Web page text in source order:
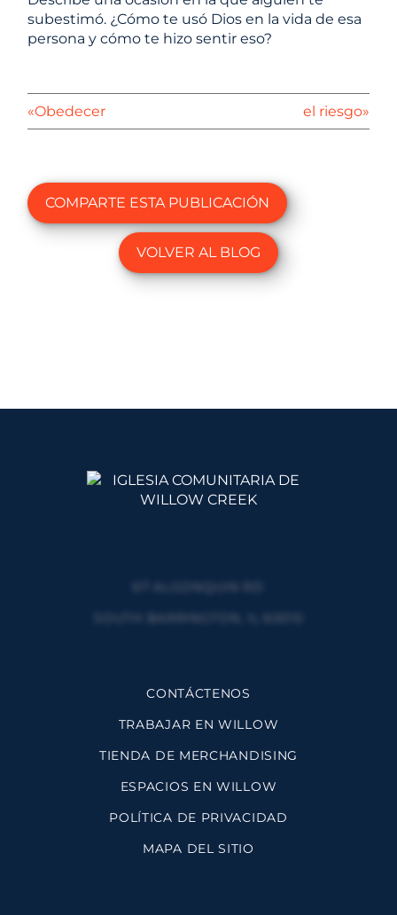
subestimó. ¿Cómo te usó Dios en la vida de esa
persona y cómo te hizo sentir eso?
«Obedecer el riesgo»
COMPARTE ESTA PUBLICACIÓN
VOLVER AL BLOG
CONTÁCTENOS
TRABAJAR EN WILLOW
TIENDA DE MERCHANDISING
ESPACIOS EN WILLOW
POLÍTICA DE PRIVACIDAD
MAPA DEL SITIO